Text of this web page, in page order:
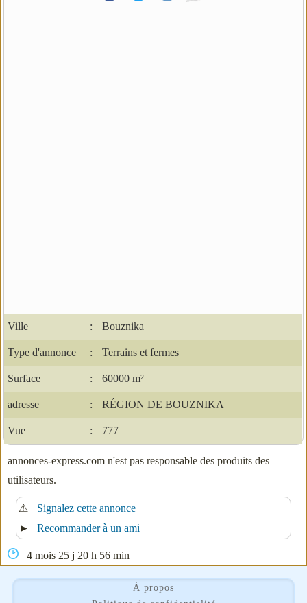
Ville : Bouznika
Type d'annonce : Terrains et fermes
Surface : 60000 m²
adresse : RÉGION DE BOUZNIKA
Vue : 777
annonces-express.com n'est pas responsable des produits des
utilisateurs.
⚠
Signalez cette annonce
►
Recommander à un ami
4 mois 25 j 20 h 56 min
À propos